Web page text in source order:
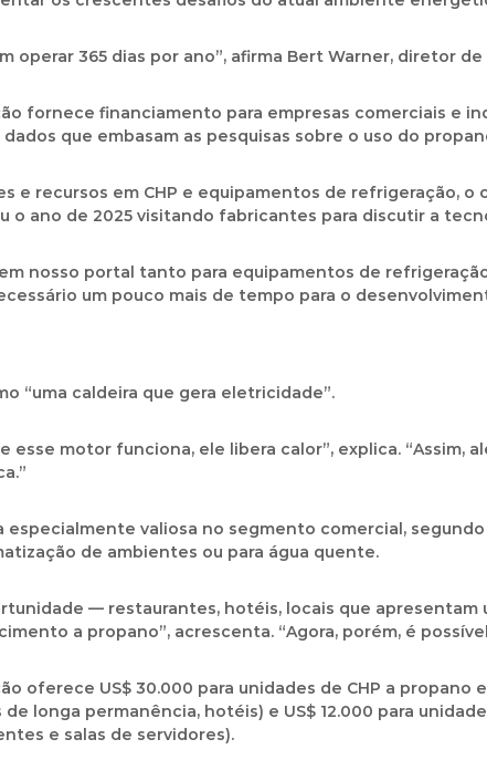
operar 365 dias por ano”, afirma Bert Warner, diretor
fornece financiamento para empresas comerciais e
que embasam as pesquisas sobre o uso do
e recursos em CHP e equipamentos de refrigeração, o
o ano de 2025 visitando fabricantes para discutir a
nosso portal tanto para equipamentos de
um pouco mais de tempo para o
“uma caldeira que gera eletricidade”.
esse motor funciona, ele libera calor”, explica.
especialmente valiosa no segmento comercial,
de ambientes ou para água quente.
— restaurantes, hotéis, locais que
a propano”, acrescenta. “Agora, porém, é
oferece US$ 30.000 para unidades de CHP a
longa permanência, hotéis) e US$ 12.000 para
e salas de servidores).